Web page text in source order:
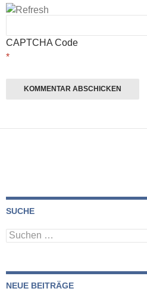
CAPTCHA Code
*
SUCHE
Suchen
nach:
NEUE BEITRÄGE